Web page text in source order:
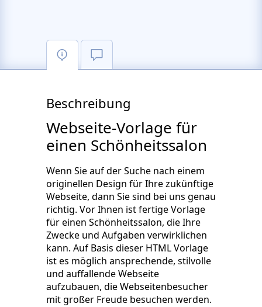
Beschreibung
Webseite-Vorlage für
einen Schönheitssalon
Wenn Sie auf der Suche nach einem
originellen Design für Ihre zukünftige
Webseite, dann Sie sind bei uns genau
richtig. Vor Ihnen ist fertige Vorlage
für einen Schönheitssalon, die Ihre
Zwecke und Aufgaben verwirklichen
kann. Auf Basis dieser HTML Vorlage
ist es möglich ansprechende, stilvolle
und auffallende Webseite
aufzubauen, die Webseitenbesucher
mit großer Freude besuchen werden.